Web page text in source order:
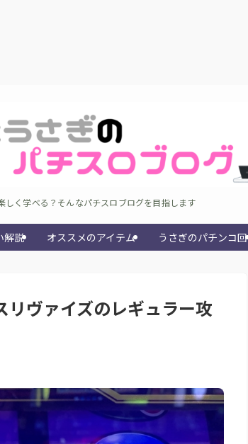
しく学べる？そんなパチスロブログを目指します
解説 オススメのアイテム うさぎのパチンコ回
リヴァイズのレギュラー攻